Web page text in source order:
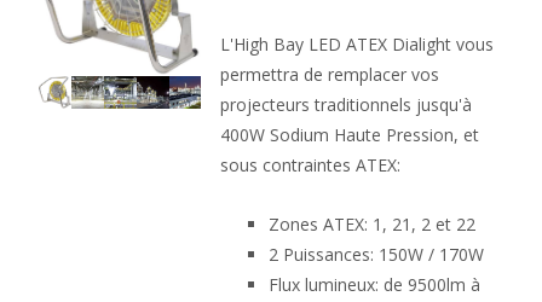
L'High Bay LED ATEX Dialight vous
permettra de remplacer vos
projecteurs traditionnels jusqu'à
400W Sodium Haute Pression, et
sous contraintes ATEX:
Zones ATEX: 1, 21, 2 et 22
2 Puissances: 150W / 170W
Flux lumineux: de 9500lm à